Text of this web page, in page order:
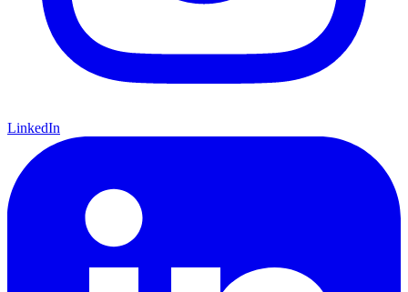
LinkedIn